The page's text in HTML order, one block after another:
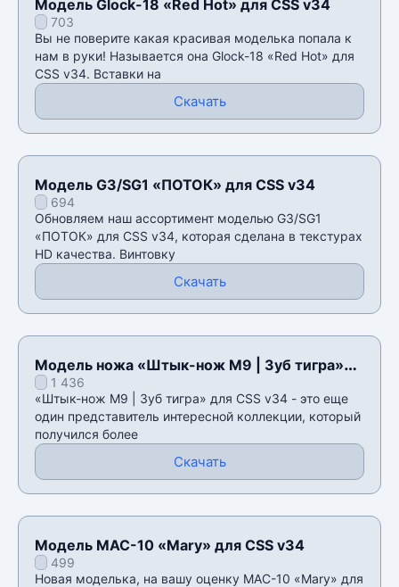
Модель Glock-18 «Red Hot» для CSS v34
703
Вы не поверите какая красивая моделька попала к
нам в руки! Называется она Glock-18 «Red Hot» для
CSS v34. Вставки на
Скачать
Модель G3/SG1 «ПОТОК» для CSS v34
694
Обновляем наш ассортимент моделью G3/SG1
«ПОТОК» для CSS v34, которая сделана в текстурах
HD качества. Винтовку
Скачать
Модель ножа «Штык-нож M9 | Зуб тигра»
для CSS v34
1 436
«Штык-нож M9 | Зуб тигра» для CSS v34 - это еще
один представитель интересной коллекции, который
получился более
Скачать
Модель MAC-10 «Mary» для CSS v34
499
Новая моделька, на вашу оценку MAC-10 «Mary» для